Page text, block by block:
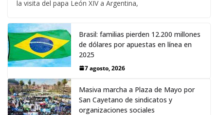
la visita del papa León XIV a Argentina,
Brasil: familias pierden 12.200 millones
de dólares por apuestas en línea en
2025
7 agosto, 2026
Masiva marcha a Plaza de Mayo por
San Cayetano de sindicatos y
organizaciones sociales